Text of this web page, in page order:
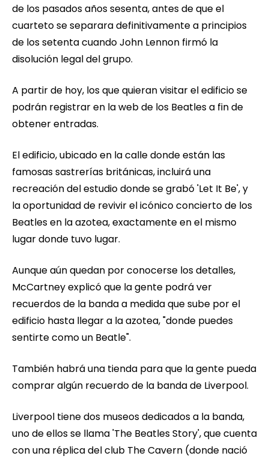
de los pasados años sesenta, antes de que el
cuarteto se separara definitivamente a principios
de los setenta cuando John Lennon firmó la
disolución legal del grupo.
A partir de hoy, los que quieran visitar el edificio se
podrán registrar en la web de los Beatles a fin de
obtener entradas.
El edificio, ubicado en la calle donde están las
famosas sastrerías británicas, incluirá una
recreación del estudio donde se grabó 'Let It Be', y
la oportunidad de revivir el icónico concierto de los
Beatles en la azotea, exactamente en el mismo
lugar donde tuvo lugar.
Aunque aún quedan por conocerse los detalles,
McCartney explicó que la gente podrá ver
recuerdos de la banda a medida que sube por el
edificio hasta llegar a la azotea, "donde puedes
sentirte como un Beatle".
También habrá una tienda para que la gente pueda
comprar algún recuerdo de la banda de Liverpool.
Liverpool tiene dos museos dedicados a la banda,
uno de ellos se llama 'The Beatles Story', que cuenta
con una réplica del club The Cavern (donde nació